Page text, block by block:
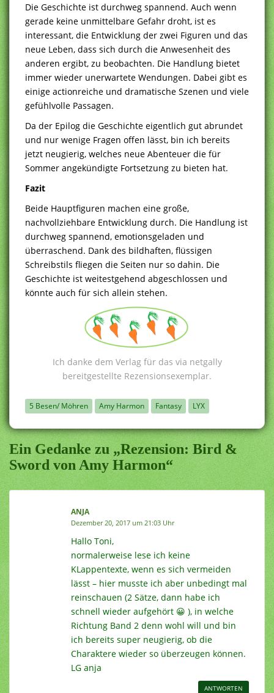
Die Geschichte ist durchweg spannend. Auch wenn
gerade keine unmittelbare Gefahr droht, ist es
interessant, die Entwicklung der zwei Figuren und das
neue Leben, dass sich durch die Anwesenheit des
anderen ergibt, zu beobachten. Die Handlung bietet
immer wieder unerwartete Wendungen. Dabei gibt es
einige actionreiche und dramatische Szenen und viele
gefühlvolle Passagen.
Da der Epilog die Geschichte eigentlich gut abrundet
und nur wenige Fragen offen lässt, bin ich bereits
jetzt neugierig, welches neue Abenteuer die für
Sommer angekündigte Fortsetzung zu bieten hat.
Fazit
Beide Hauptfiguren machen eine große,
nachvollziehbare Entwicklung durch. Die Handlung ist
durchweg spannend, emotionsgeladen und
überraschend. Dank des bildhaften, flüssigen
Schreibstils fliegen die Seiten nur so dahin. Die
Geschichte ist weitestgehend abgeschlossen und
könnte auch für sich allein stehen.
Ich danke dem Verlag für das via netgally
bereitgestellte Rezensionsexemplar.
5 Besen/ Möhren Amy Harmon Fantasy LYX
Ein Gedanke zu „Rezension: Bird &
Sword von Amy Harmon“
ANJA
Dezember 20, 2017 um 21:03 Uhr
Hallo Toni,
normalerweise lese ich keine
KLappentexte, wenn es sich vermeiden
lässt – hier musste ich aber unbedingt mal
reinschauen (2 Sätze, dann habe ich
schnell wieder aufgehört 😀 ), in welche
Richtung Band 2 denn wohl will und bin
ich bereits super neugierig, ob die
Charaktere wieder so überzeugen können.
LG anja
ANTWORTEN